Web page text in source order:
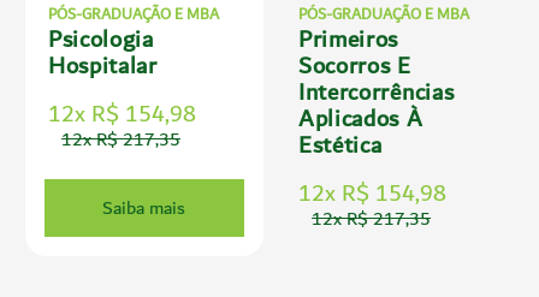
PÓS-GRADUAÇÃO E MBA
Psicologia
Hospitalar
12x R$ 154,98
12x R$ 217,35
Saiba mais
PÓS-GRADUAÇÃO E MBA
Primeiros
Socorros E
Intercorrências
Aplicados À
Estética
12x R$ 154,98
12x R$ 217,35